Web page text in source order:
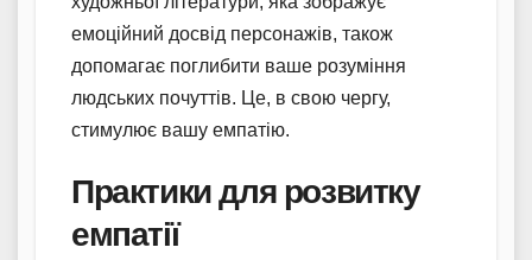
емоційний досвід персонажів, також
допомагає поглибити ваше розуміння
людських почуттів. Це, в свою чергу,
стимулює вашу емпатію.
Практики для розвитку
емпатії